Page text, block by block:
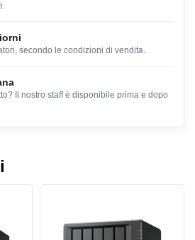
secondo le condizioni di vendita.
Il nostro staff è disponibile prima e dopo